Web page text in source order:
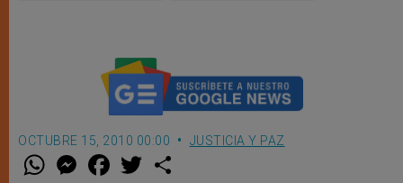
OCTUBRE 15, 2010 00:00 JUSTICIA Y PAZ
W M
e
F
a w